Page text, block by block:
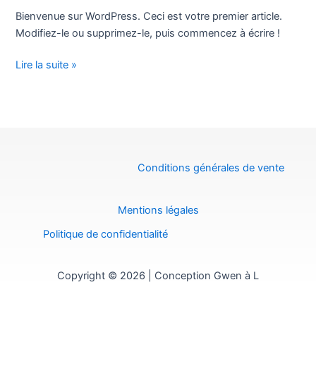
Bienvenue sur WordPress. Ceci est votre premier article.
Modifiez-le ou supprimez-le, puis commencez à écrire !
Lire la suite »
Conditions générales de vente
Mentions légales
Politique de confidentialité
Copyright © 2026 | Conception Gwen à L